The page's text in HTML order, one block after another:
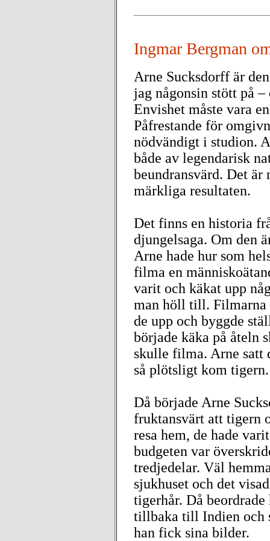
Ingmar Bergman
Arne Sucksdorff är
jag någonsin stött på
Envishet måste vara
Påfrestande för
nödvändigt i studion.
både av legendarisk
beundransvärd. Det
märkliga resultaten.
Det finns en historia
djungelsaga. Om den
Arne hade hur som
filma en
varit och käkat upp
man höll till. Filmarna
de upp och byggde
började käka på åteln
skulle filma. Arne satt
så plötsligt kom
Då började Arne
fruktansvärt att tigern
resa hem, de hade
budgeten var
tredjedelar. Väl
sjukhuset och det
tigerhår. Då
tillbaka till Indien och
han fick sina bilder.